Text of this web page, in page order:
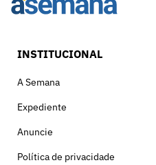
INSTITUCIONAL
A Semana
Expediente
Anuncie
Política de privacidade